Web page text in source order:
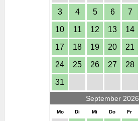
3 4 5 6 7
10 11 12 13 14
17 18 19 20 21
24 25 26 27 28
31
September 2026
Mo Di Mi Do Fr